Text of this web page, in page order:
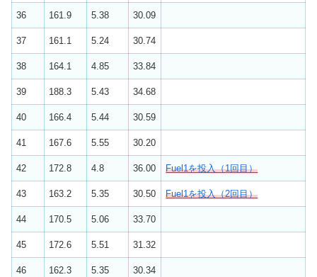
36 161.9 5.38 30.09
37 161.1 5.24 30.74
38 164.1 4.85 33.84
39 188.3 5.43 34.68
40 166.4 5.44 30.59
41 167.6 5.55 30.20
42 172.8 4.8 36.00 Fuel1を投入（1回目）
43 163.2 5.35 30.50 Fuel1を投入（2回目）
44 170.5 5.06 33.70
45 172.6 5.51 31.32
46 162.3 5.35 30.34